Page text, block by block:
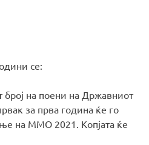
се:
број на поени на Државниот
за прва година ќе го
на ММО 2021. Копјата ќе